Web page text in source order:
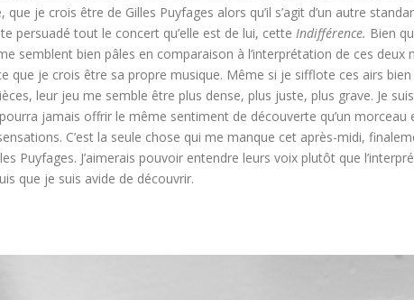
je crois être de Gilles Puyfages alors qu’il s’agit d’un autre
persuadé tout le concert qu’elle est de lui, cette Indifférence. Bien
semblent bien pâles en comparaison à l’interprétation de ces deux
que je crois être sa propre musique. Même si je sifflote ces airs
leur jeu me semble être plus dense, plus juste, plus grave. Je
jamais offrir le même sentiment de découverte qu’un
C’est la seule chose qui me manque cet après-midi,
Puyfages. J’aimerais pouvoir entendre leurs voix plutôt que
que je suis avide de découvrir.